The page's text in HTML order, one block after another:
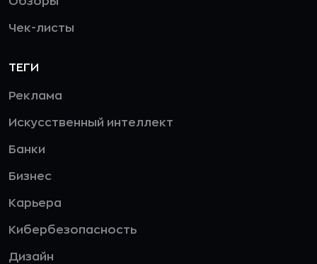
Чек-листы
ТЕГИ
Реклама
Искусственный интеллект
Банки
Бизнес
Карьера
Кибербезопасность
Дизайн